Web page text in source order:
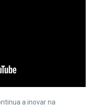
a inovar na